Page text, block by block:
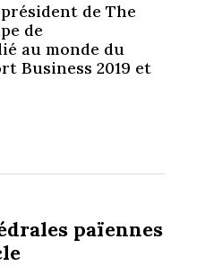
de The
de
au monde du
Business 2019 et
païennes